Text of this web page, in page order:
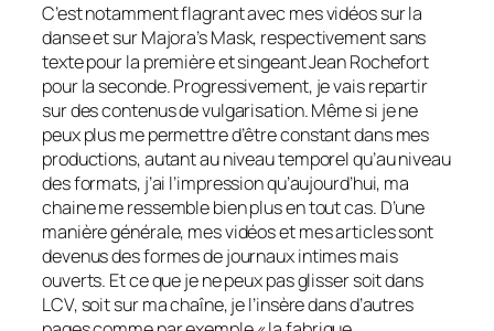
C’est notamment flagrant avec mes vidéos sur la
danse et surMajora’s Mask, respectivement sans
texte pour la première et singeant Jean Rochefort
pour la seconde. Progressivement, je vais repartir
sur des contenus de vulgarisation. Même si je ne
peux plus me permettre d’être constant dans mes
productions, autant au niveau temporel qu’au niveau
des formats, j’ai l’impression qu’aujourd’hui, ma
chaine me ressemble bien plus en tout cas. D’une
manière générale, mes vidéos et mes articles sont
devenus des formes de journaux intimes mais
ouverts. Et ce que je ne peux pas glisser soit dans
LCV, soit sur ma chaîne, je l’insère dans d’autres